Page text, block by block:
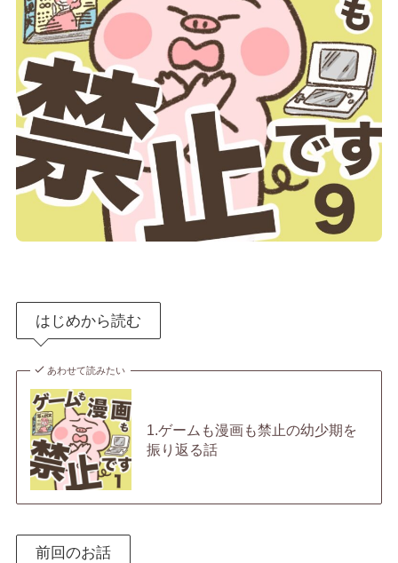
はじめから読む
あわせて読みたい
1.ゲームも漫画も禁止の幼少期を
振り返る話
前回のお話